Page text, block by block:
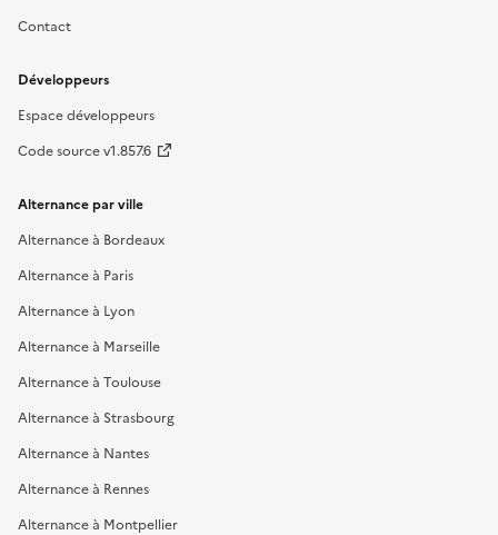
Contact
Développeurs
Espace développeurs
Code source v1.857.6
Alternance par ville
Alternance à Bordeaux
Alternance à Paris
Alternance à Lyon
Alternance à Marseille
Alternance à Toulouse
Alternance à Strasbourg
Alternance à Nantes
Alternance à Rennes
Alternance à Montpellier